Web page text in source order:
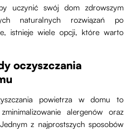
uczynić swój dom zdrowszym
naturalnych rozwiązań po
istnieje wiele opcji, które warto
oczyszczania
powietrza w domu to
alergenów oraz
z najprostszych sposobów